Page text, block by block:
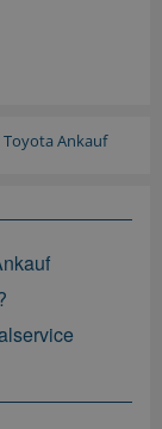
Toyota Ankauf